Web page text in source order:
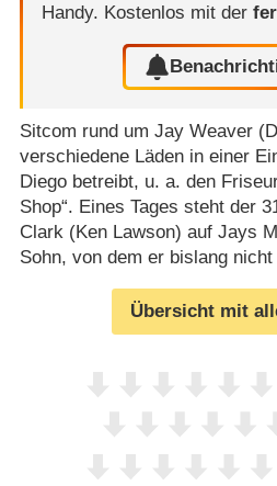
Handy. Kostenlos mit der
Sitcom rund um Jay Weaver
verschiedene Läden in einer
Diego betreibt, u. a. den
Shop“. Eines Tages steht der
Clark (Ken Lawson) auf Jays
Sohn, von dem er bislang
Übersicht mit